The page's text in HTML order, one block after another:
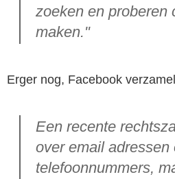
zoeken en proberen
maken."
Erger nog, Facebook
Een recente
over email adressen
telefoonnummers,